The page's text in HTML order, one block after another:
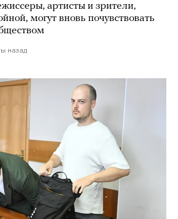
артисты и зрители,
могут вновь почувствовать
назад